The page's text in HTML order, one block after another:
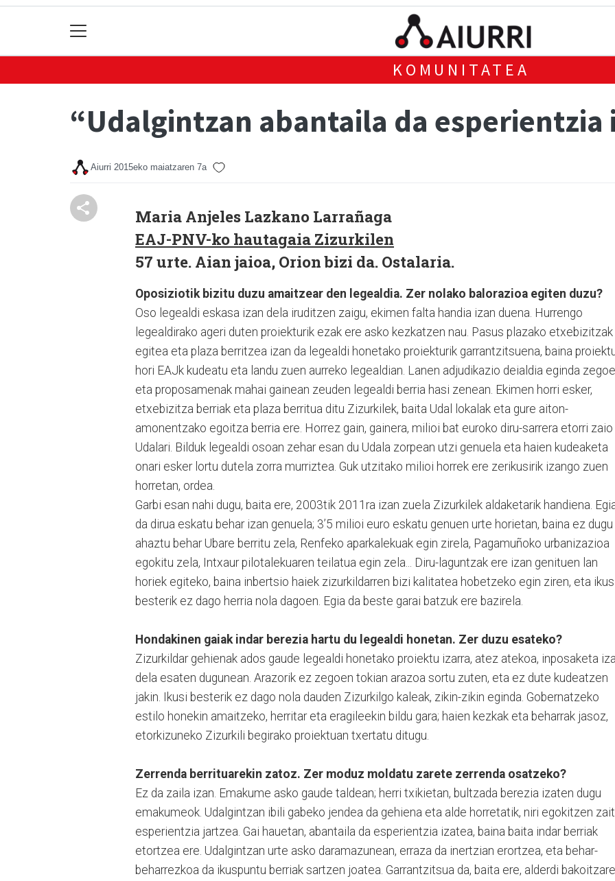
KOMUNITATEA
“Udalgintzan abantaila da esperientzia
Aiurri 2015eko maiatzaren 7a
Maria Anjeles Lazkano Larrañaga
EAJ-PNV-ko hautagaia Zizurkilen
57 urte. Aian jaioa, Orion bizi da. Ostalaria.
Oposiziotik bizitu duzu amaitzear den legealdia. Zer nolako balorazioa egiten duzu?
Oso legealdi eskasa izan dela iruditzen zaigu, ekimen falta handia izan duena. Hurrengo
legealdirako ageri duten proiekturik ezak ere asko kezkatzen nau. Pasus plazako etxebizitzak
egitea eta plaza berritzea izan da legealdi honetako proiekturik garrantzitsuena, baina
hori EAJk kudeatu eta landu zuen aurreko legealdian. Lanen adjudikazio deialdia eginda
eta proposamenak mahai gainean zeuden legealdi berria hasi zenean. Ekimen horri esker,
etxebizitza berriak eta plaza berritua ditu Zizurkilek, baita Udal lokalak eta gure aiton-
amonentzako egoitza berria ere. Horrez gain, gainera, milioi bat euroko diru-sarrera etorri zaio
Udalari. Bilduk legealdi osoan zehar esan du Udala zorpean utzi genuela eta haien kudeaketa
onari esker lortu dutela zorra murriztea. Guk utzitako milioi horrek ere zerikusirik izango zuen
horretan, ordea.
Garbi esan nahi dugu, baita ere, 2003tik 2011ra izan zuela Zizurkilek aldaketarik handiena.
da dirua eskatu behar izan genuela; 3’5 milioi euro eskatu genuen urte horietan, baina ez dugu
ahaztu behar Ubare berritu zela, Renfeko aparkalekuak egin zirela, Pagamuñoko urbanizazioa
egokitu zela, Intxaur pilotalekuaren teilatua egin zela... Diru-laguntzak ere izan genituen lan
horiek egiteko, baina inbertsio haiek zizurkildarren bizi kalitatea hobetzeko egin ziren, eta
besterik ez dago herria nola dagoen. Egia da beste garai batzuk ere bazirela.
Hondakinen gaiak indar berezia hartu du legealdi honetan. Zer duzu esateko?
Zizurkildar gehienak ados gaude legealdi honetako proiektu izarra, atez atekoa, inposaketa
dela esaten dugunean. Arazorik ez zegoen tokian arazoa sortu zuten, eta ez dute kudeatzen
jakin. Ikusi besterik ez dago nola dauden Zizurkilgo kaleak, zikin-zikin eginda. Gobernatzeko
estilo honekin amaitzeko, herritar eta eragileekin bildu gara; haien kezkak eta beharrak jasoz,
etorkizuneko Zizurkili begirako proiektuan txertatu ditugu.
Zerrenda berrituarekin zatoz. Zer moduz moldatu zarete zerrenda osatzeko?
Ez da zaila izan. Emakume asko gaude taldean; herri txikietan, bultzada berezia izaten dugu
emakumeok. Udalgintzan ibili gabeko jendea da gehiena eta alde horretatik, niri egokitzen zait
esperientzia jartzea. Gai hauetan, abantaila da esperientzia izatea, baina baita indar berriak
etortzea ere. Udalgintzan urte asko daramazunean, erraza da inertzian erortzea, eta behar-
beharrezkoa da ikuspuntu berriak sartzen joatea. Garrantzitsua da, baita ere, alderdi